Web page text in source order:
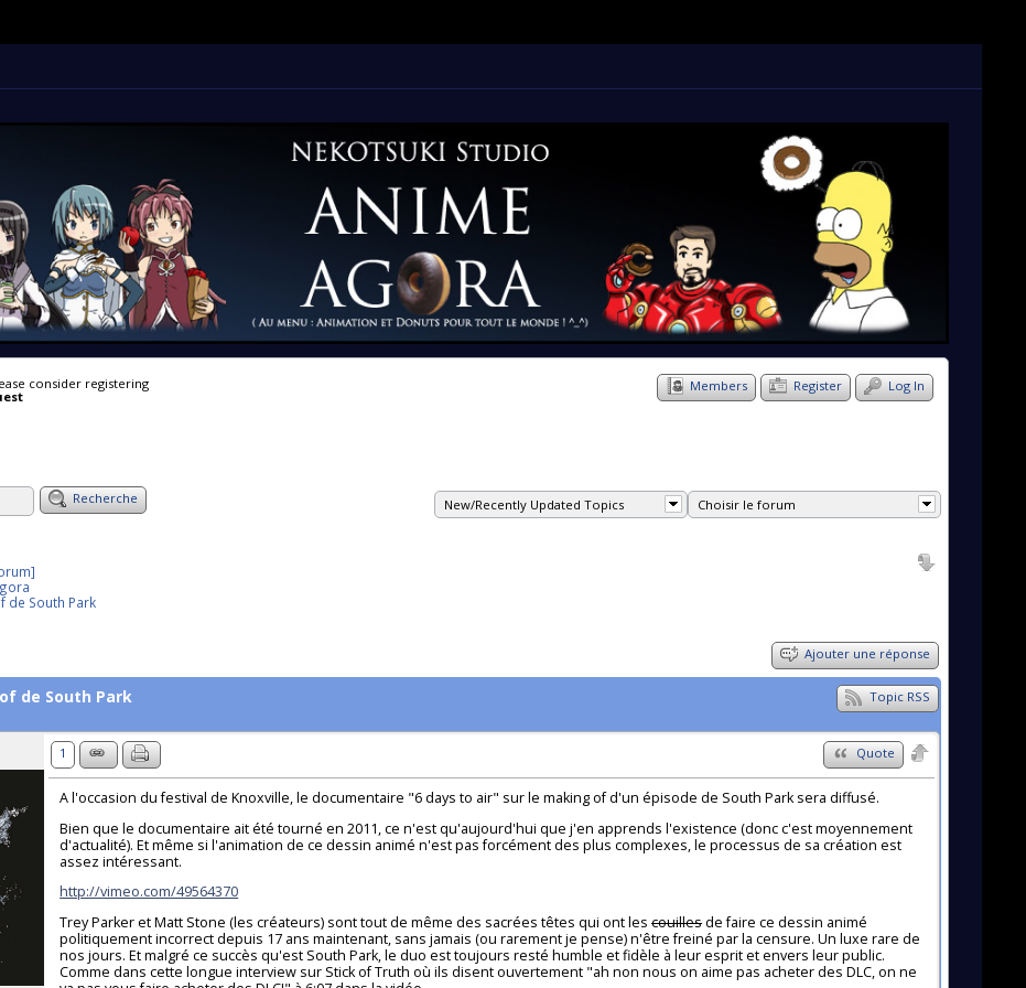
consider registering
Log In
Register
Members
Choisir le forum
New/Recently Updated Topics
Recherche
de South Park
Ajouter une réponse
Topic RSS
de South Park
1 Quote
A l'occasion du festival de Knoxville, le documentaire "6 days to air" sur le making of d'un épisode de South Park sera diffusé.
Bien que le documentaire ait été tourné en 2011, ce n'est qu'aujourd'hui que j'en apprends l'existence (donc c'est moyennement
d'actualité). Et même si l'animation de ce dessin animé n'est pas forcément des plus complexes, le processus de sa création est
assez intéressant.
http://vimeo.com/49564370
Trey Parker et Matt Stone (les créateurs) sont tout de même des sacrées têtes qui ont lescouillesde faire ce dessin animé
politiquement incorrect depuis 17 ans maintenant, sans jamais (ou rarement je pense) n'être freiné par la censure. Un luxe rare de
nos jours. Et malgré ce succès qu'est South Park, le duo est toujours resté humble et fidèle à leur esprit et envers leur public.
Comme dans cette longue interview sur Stick of Truth où ils disent ouvertement "ah non nous on aime pas acheter des DLC, on ne